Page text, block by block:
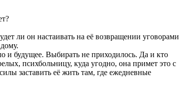
ли он настаивать на её возвращении уговорами
и будущее. Выбирать не приходилось. Да и кто
психбольницу, куда угодно, она примет это с
заставить её жить там, где ежедневные